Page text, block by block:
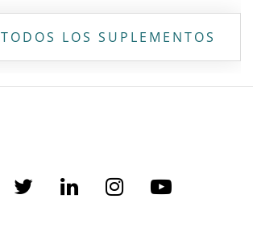
TODOS LOS SUPLEMENTOS